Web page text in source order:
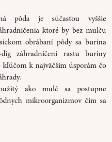
pôda je súčasťou vyššie
ktoré by bez mulču
obrábaní pôdy sa burina
záhradničení rastu buriny
k najväčším úsporám čo
ako mulč sa postupne
mikroorganizmov čím sa